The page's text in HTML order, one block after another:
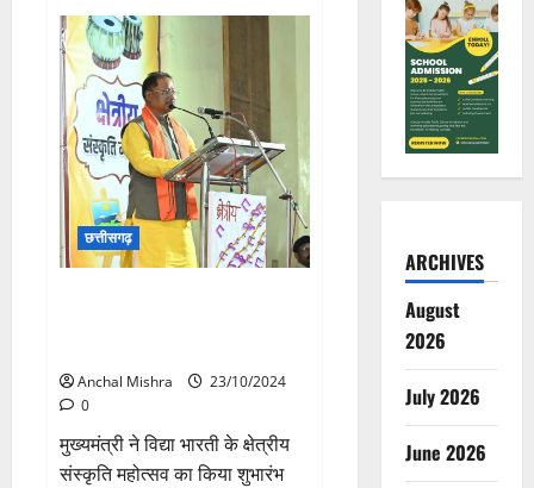
देव
ने
छत्तीसगढ़
राज्य
पावर
कंपनी
के
कर्मचारियों
को
अधिकतम
12
हजार
रूपए
के
छत्तीसगढ़
Anchal Mishra
23/10/2024
0
मुख्यमंत्री ने विद्या भारती के क्षेत्रीय
संस्कृति महोत्सव का किया शुभारंभ
ARCHIVES
August
2026
July 2026
June 2026